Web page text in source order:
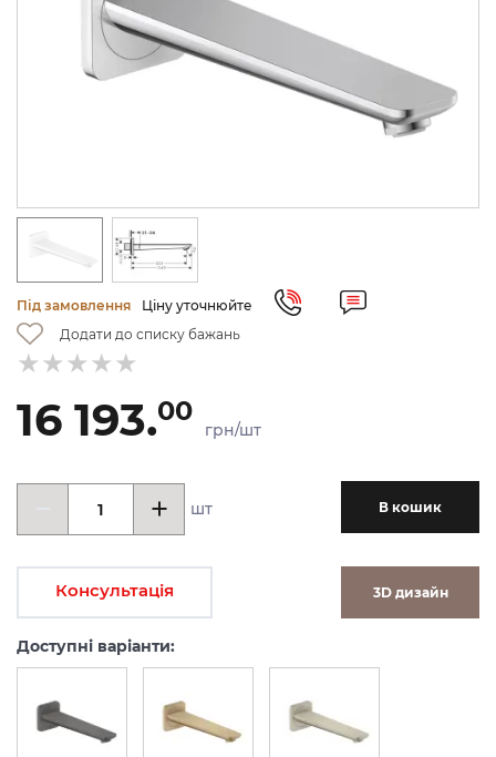
Під замовлення
Ціну уточнюйте
Додати до списку бажань
16 193.00
грн/шт
шт В кошик
Консультація 3D дизайн
Доступні варіанти: